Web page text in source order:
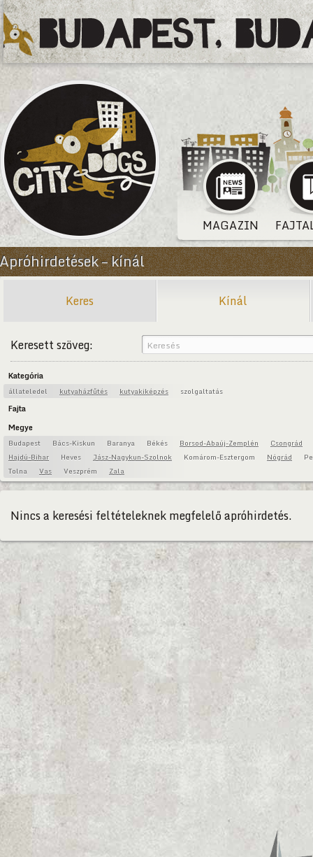
MAGAZIN
Apróhirdetések – kínál
Keres Kínál
Keresett szöveg:
Kategória
állateledel kutyaházfűtés kutyakiképzés szolgaltatás
Fajta
Megye
Budapest Bács-Kiskun Baranya Békés Borsod-Abaúj-Zemplén
Csongrád
Hajdú-Bihar
Heves Jász-Nagykun-Szolnok Komárom-Esztergom Nógrád
Tolna
Vas Veszprém Zala
Nincs a keresési feltételeknek megfelelő apróhirdetés.